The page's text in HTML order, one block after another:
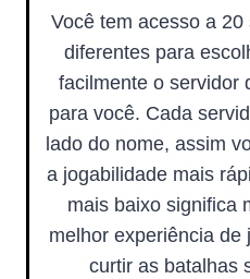
Você tem acesso a
diferentes para
facilmente o servidor
para você. Cada
lado do nome, assim
a jogabilidade mais
mais baixo significa
melhor experiência de
curtir as batalhas